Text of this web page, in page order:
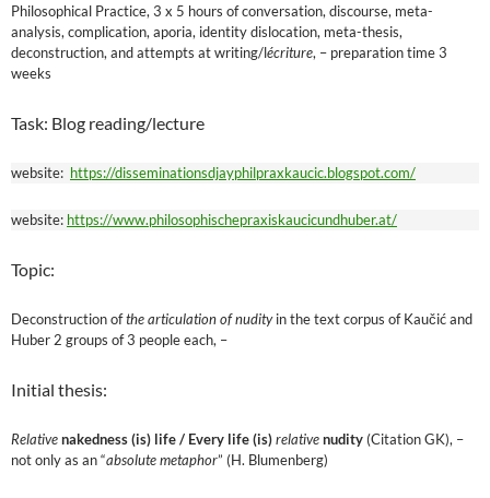
Philosophical Practice, 3 x 5 hours of conversation, discourse, meta-
analysis, complication, aporia, identity dislocation, meta-thesis,
deconstruction, and attempts at writing/lécriture, – preparation time 3
weeks
Task: Blog reading/lecture
website: https://disseminationsdjayphilpraxkaucic.blogspot.com/
website: https://www.philosophischepraxiskaucicundhuber.at/
Topic:
Deconstruction ofthe articulation of nudityin the text corpus of Kaučić and
Huber 2 groups of 3 people each, –
Initial thesis:
Relativenakedness (is) life / Every life (is)relativenudity (Citation GK), –
not only as an “absolute metaphor” (H. Blumenberg)